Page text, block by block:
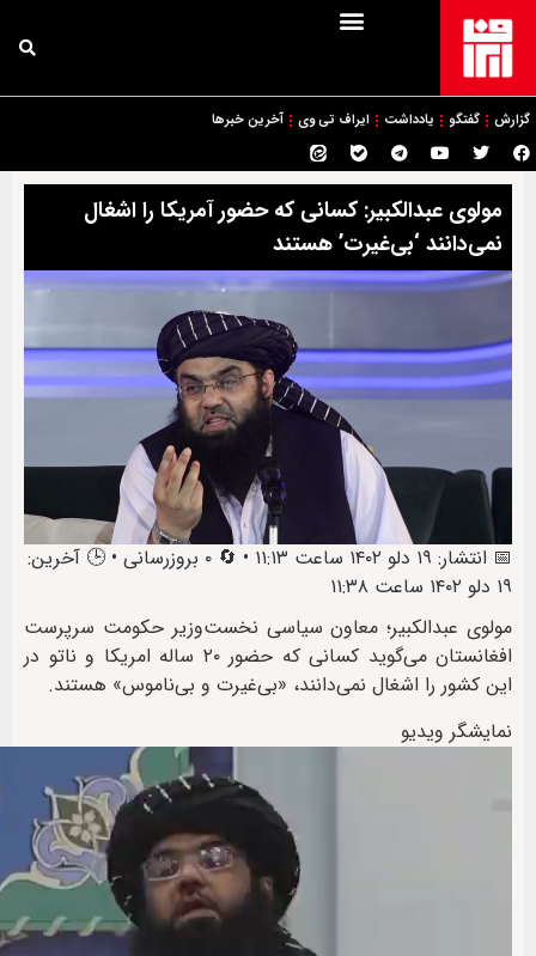
گزارش گفتگو یادداشت ایراف تی وی آخرین خبرها
مولوی عبدالکبیر: کسانی که حضور آمریکا را اشغال
نمی‌دانند ‘بی‌غیرت’ هستند
📅 انتشار: ۱۹ دلو ۱۴۰۲ ساعت ۱۱:۱۳ • 🔄 ۰ بروزرسانی • 🕒 آخرین:
۱۹ دلو ۱۴۰۲ ساعت ۱۱:۳۸
مولوی عبدالکبیر؛ معاون سیاسی نخست‌وزیر حکومت سرپرست
افغانستان می‌گوید کسانی که حضور ۲۰ ساله امریکا و ناتو در
این کشور را اشغال نمی‌دانند، «بی‌غیرت و بی‌ناموس» هستند.
نمایشگر ویدیو